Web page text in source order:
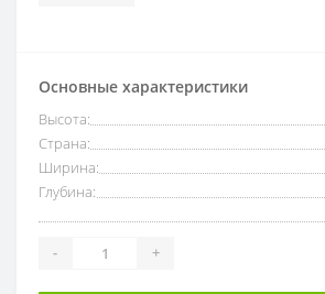
Основные характеристики
Высота:
Страна:
Ширина:
Глубина:
- +